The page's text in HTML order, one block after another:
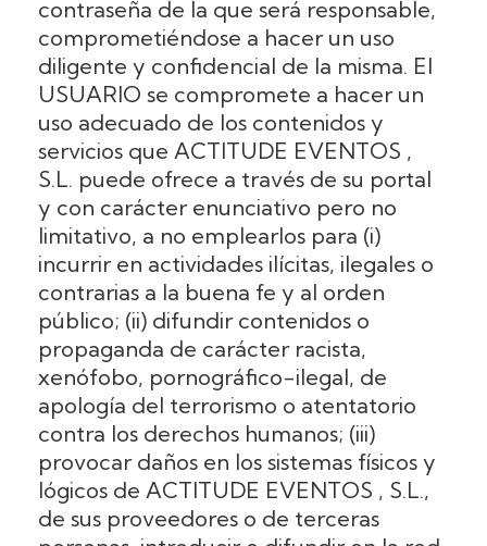
contraseña de la que será responsable,
comprometiéndose a hacer un uso
diligente y confidencial de la misma. El
USUARIO se compromete a hacer un
uso adecuado de los contenidos y
servicios que ACTITUDE EVENTOS ,
S.L. puede ofrece a través de su portal
y con carácter enunciativo pero no
limitativo, a no emplearlos para (i)
incurrir en actividades ilícitas, ilegales o
contrarias a la buena fe y al orden
público; (ii) difundir contenidos o
propaganda de carácter racista,
xenófobo, pornográfico-ilegal, de
apología del terrorismo o atentatorio
contra los derechos humanos; (iii)
provocar daños en los sistemas físicos y
lógicos de ACTITUDE EVENTOS , S.L.,
de sus proveedores o de terceras